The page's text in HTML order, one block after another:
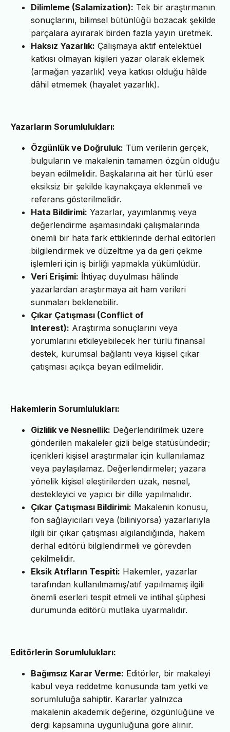
Dilimleme (Salamization): Tek bir araştırmanın
sonuçlarını, bilimsel bütünlüğü bozacak şekilde
parçalara ayırarak birden fazla yayın üretmek.
Haksız Yazarlık: Çalışmaya aktif entelektüel
katkısı olmayan kişileri yazar olarak eklemek
(armağan yazarlık) veya katkısı olduğu hâlde
dâhil etmemek (hayalet yazarlık).
Yazarların Sorumlulukları:
Özgünlük ve Doğruluk: Tüm verilerin gerçek,
bulguların ve makalenin tamamen özgün olduğu
beyan edilmelidir. Başkalarına ait her türlü eser
eksiksiz bir şekilde kaynakçaya eklenmeli ve
referans gösterilmelidir.
Hata Bildirimi: Yazarlar, yayımlanmış veya
değerlendirme aşamasındaki çalışmalarında
önemli bir hata fark ettiklerinde derhal editörleri
bilgilendirmek ve düzeltme ya da geri çekme
işlemleri için iş birliği yapmakla yükümlüdür.
Veri Erişimi: İhtiyaç duyulması hâlinde
yazarlardan araştırmaya ait ham verileri
sunmaları beklenebilir.
Çıkar Çatışması (Conflict of
Interest): Araştırma sonuçlarını veya
yorumlarını etkileyebilecek her türlü finansal
destek, kurumsal bağlantı veya kişisel çıkar
çatışması açıkça beyan edilmelidir.
Hakemlerin Sorumlulukları:
Gizlilik ve Nesnellik: Değerlendirilmek üzere
gönderilen makaleler gizli belge statüsündedir;
içerikleri kişisel araştırmalar için kullanılamaz
veya paylaşılamaz. Değerlendirmeler; yazara
yönelik kişisel eleştirilerden uzak, nesnel,
destekleyici ve yapıcı bir dille yapılmalıdır.
Çıkar Çatışması Bildirimi: Makalenin konusu,
fon sağlayıcıları veya (biliniyorsa) yazarlarıyla
ilgili bir çıkar çatışması algılandığında, hakem
derhal editörü bilgilendirmeli ve görevden
çekilmelidir.
Eksik Atıfların Tespiti: Hakemler, yazarlar
tarafından kullanılmamış/atıf yapılmamış ilgili
önemli eserleri tespit etmeli ve intihal şüphesi
durumunda editörü mutlaka uyarmalıdır.
Editörlerin Sorumlulukları:
Bağımsız Karar Verme: Editörler, bir makaleyi
kabul veya reddetme konusunda tam yetki ve
sorumluluğa sahiptir. Kararlar yalnızca
makalenin akademik değerine, özgünlüğüne ve
dergi kapsamına uygunluğuna göre alınır.